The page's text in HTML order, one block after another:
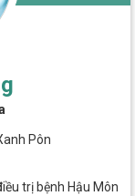
Pôn
trị bệnh Hậu Môn